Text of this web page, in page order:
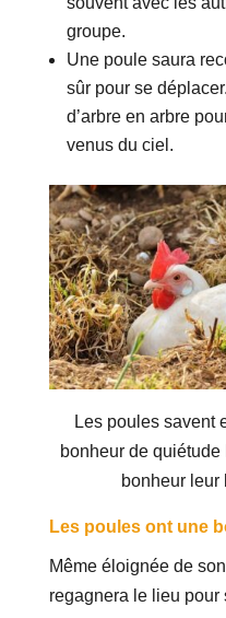
groupe.
Une poule saura
sûr pour se
d’arbre en arbre
venus du ciel.
Les poules savent
bonheur de
bonheur leur
Les poules ont une
Même éloignée de
regagnera le lieu pour